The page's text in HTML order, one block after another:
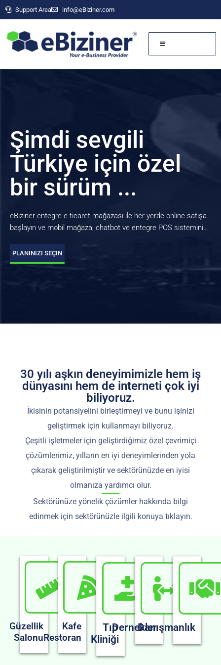
Support Area info@eBiziner.com
Şimdi sevgili
Türkiye için özel
bir sürüm ...
eBiziner entegre e-ticaret mağazası ile her yerde online satışa
başlayın ve mobil mağaza, chatbot ve entegre POS sisteminin
PLANINIZI SEÇIN
30 yılı aşkın deneyimimizle hem iş
dünyasını hem de interneti çok iyi
biliyoruz.
İkisinin potansiyelini birleştirmeyi ve bunu işinizi
geliştirmek için kullanmayı biliyoruz.
Çeşitli işletmeler için geliştirdiğimiz özel çevrimiçi
çözümlerimiz, yılların en iyi deneyimlerinden yola
çıkarak geliştirilmiştir ve sektörünüzde en iyisi
olmanıza yardımcı olur.
Sektörünüze yönelik çözümler hakkında bilgi
edinmek için sektörünüzle ilgili konuya tıklayın.
Güzellik
Salonu
Kafe
Restoran
Tıp
Kliniği
DerneklerDanışmanlık